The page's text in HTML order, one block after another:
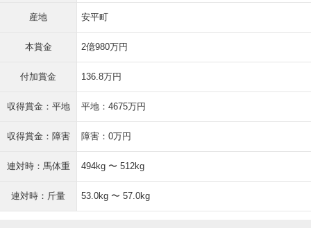
産地 安平町
本賞金 2億980万円
付加賞金 136.8万円
収得賞金：平地 平地：4675万円
収得賞金：障害 障害：0万円
連対時：馬体重 494kg 〜 512kg
連対時：斤量 53.0kg 〜 57.0kg